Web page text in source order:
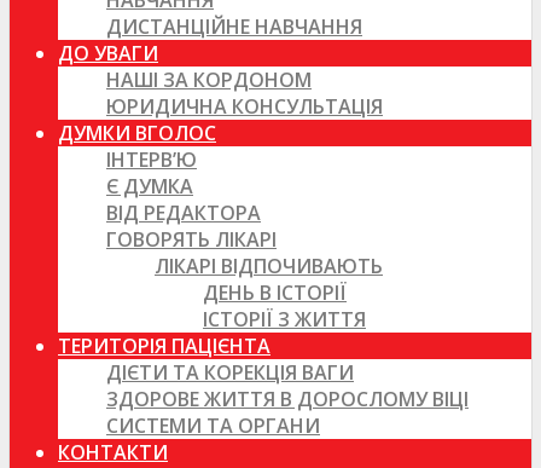
ДИСТАНЦІЙНЕ НАВЧАННЯ
ДО УВАГИ
НАШІ ЗА КОРДОНОМ
ЮРИДИЧНА КОНСУЛЬТАЦІЯ
ДУМКИ ВГОЛОС
ІНТЕРВ’Ю
Є ДУМКА
ВІД РЕДАКТОРА
ГОВОРЯТЬ ЛІКАРІ
ЛІКАРІ ВІДПОЧИВАЮТЬ
ДЕНЬ В ІСТОРІЇ
ІСТОРІЇ З ЖИТТЯ
ТЕРИТОРІЯ ПАЦІЄНТА
ДІЄТИ ТА КОРЕКЦІЯ ВАГИ
ЗДОРОВЕ ЖИТТЯ В ДОРОСЛОМУ ВІЦІ
СИСТЕМИ ТА ОРГАНИ
КОНТАКТИ